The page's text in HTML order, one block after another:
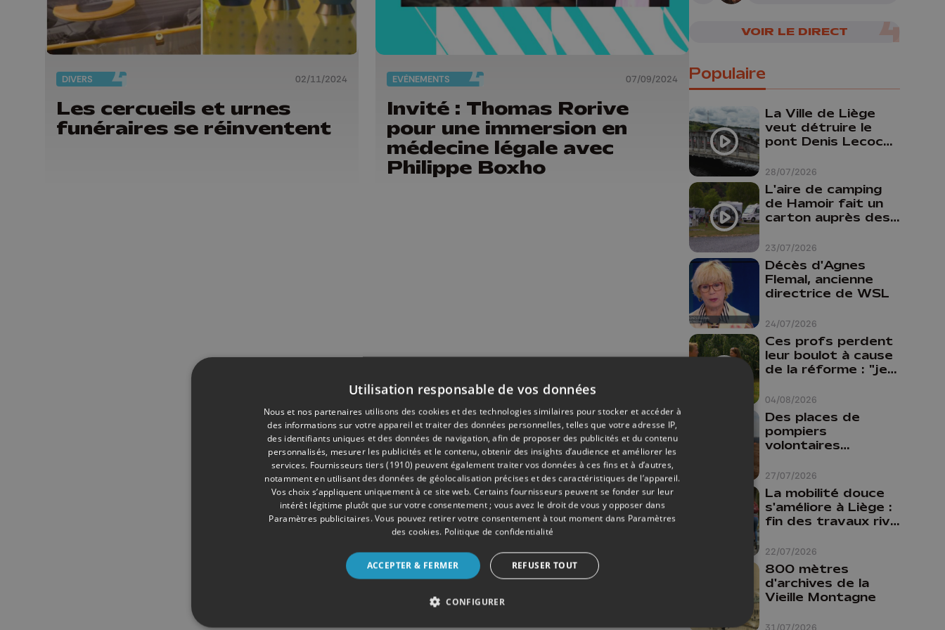
DIVERS 02/11/2024
Les cercueils et urnes
funéraires se réinventent
EVÈNEMENTS 07/09/2024
Invité : Thomas Rorive
pour une immersion en
médecine légale avec
Philippe Boxho
VOIR LE DIRECT
Populaire
28/07/2026
La Ville de Liège
veut détruire le
pont Denis Lecocq
budget pour le
faire
23/07/2026
L'aire de camping
de Hamoir fait un
carton auprès des
24/07/2026
Décès d'Agnes
Flemal, ancienne
directrice de WSL
04/08/2026
Ces profs perdent
leur boulot à cause
de la réforme : "je
comme prof que
comme
pharmacienne"
27/07/2026
Des places de
pompiers
volontaires
province de Liège :
"Un citoyen qui
n'est formé ne
peut pas nous
aider"
22/07/2026
La mobilité douce
s'améliore à Liège :
fin des travaux rive
cyclo-piétonnes
Avroy et
Guillemins...
31/07/2026
800 mètres
d'archives de la
Vieille Montagne
Utilisation responsable de vos données
Nous et nos partenaires utilisons des cookies et des technologies similaires pour stocker et accéder à
des informations sur votre appareil et traiter des données personnelles, telles que votre adresse IP,
des identifiants uniques et des données de navigation, afin de proposer des publicités et du contenu
personnalisés, mesurer les publicités et le contenu, obtenir des insights d’audience et améliorer les
services. Fournisseurs tiers (1910) peuvent également traiter vos données à ces fins et à d’autres,
notamment en utilisant des données de géolocalisation précises et des caractéristiques de l’appareil.
Vos choix s’appliquent uniquement à ce site web. Certains fournisseurs peuvent se fonder sur leur
intérêt légitime plutôt que sur votre consentement ; vous avez le droit de vous y opposer dans
Paramètres publicitaires. Vous pouvez retirer votre consentement à tout moment dans Paramètres
des cookies. Politique de confidentialité
ACCEPTER & FERMER REFUSER TOUT
CONFIGURER